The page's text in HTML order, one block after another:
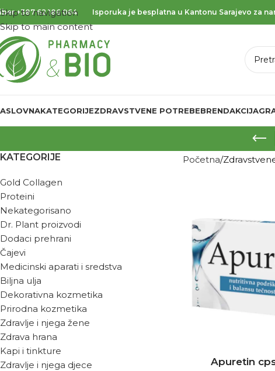
Skip to navigation
Skip to main content
+387 62 186 064 Isporuka je besplatna u Kantonu Sarajevo za
KATEGORIJEZDRAVSTVENE POTREBEBRENDAKCIJA
KATEGORIJE
Gold Collagen
Proteini
Nekategorisano
Dr. Plant proizvodi
Dodaci prehrani
Čajevi
Medicinski aparati i sredstva
Biljna ulja
Dekorativna kozmetika
Prirodna kozmetika
Zdravlje i njega žene
Zdrava hrana
Kapi i tinkture
Zdravlje i njega djece
Početna
Apuretin